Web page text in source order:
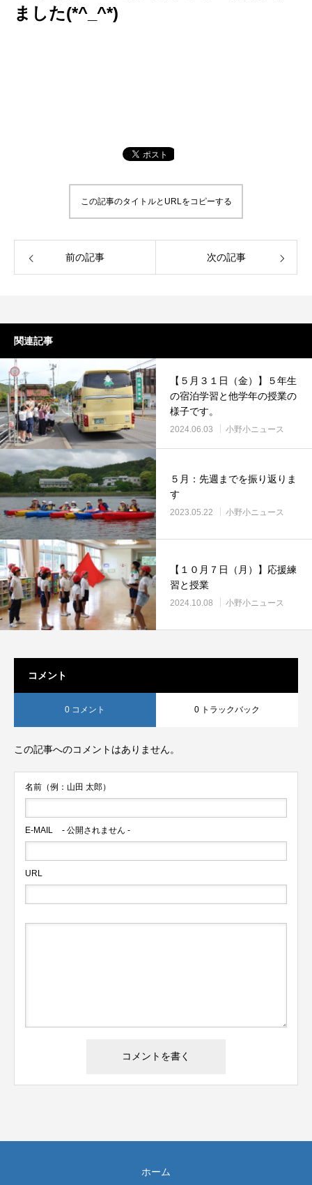
ました(*^_^*)
この記事のタイトルとURLをコピーする
前の記事 次の記事
関連記事
【５月３１日（金）】５年生
の宿泊学習と他学年の授業の
様子です。
2024.06.03 小野小ニュース
５月：先週までを振り返りま
す
2023.05.22 小野小ニュース
【１０月７日（月）】応援練
習と授業
2024.10.08 小野小ニュース
コメント
0 コメント 0 トラックバック
この記事へのコメントはありません。
名前（例：山田 太郎）
E-MAIL - 公開されません -
URL
ホーム